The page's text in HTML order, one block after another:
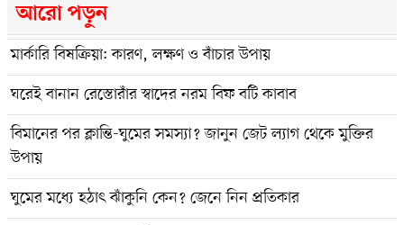
আরো পড়ুন
মার্কারি বিষক্রিয়া: কারণ, লক্ষণ ও বাঁচার উপায়
ঘরেই বানান রেস্তোরাঁর স্বাদের নরম বিফ বটি কাবাব
বিমানের পর ক্লান্তি-ঘুমের সমস্যা? জানুন জেট ল্যাগ থেকে মুক্তির
উপায়
ঘুমের মধ্যে হঠাৎ ঝাঁকুনি কেন? জেনে নিন প্রতিকার